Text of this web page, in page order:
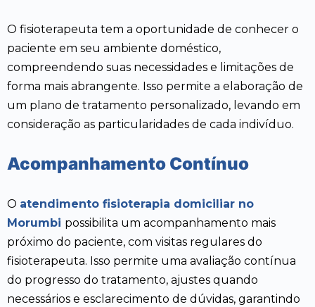
O fisioterapeuta tem a oportunidade de conhecer o
paciente em seu ambiente doméstico,
compreendendo suas necessidades e limitações de
forma mais abrangente. Isso permite a elaboração de
um plano de tratamento personalizado, levando em
consideração as particularidades de cada indivíduo.
Acompanhamento Contínuo
O atendimento fisioterapia domiciliar no
Morumbi possibilita um acompanhamento mais
próximo do paciente, com visitas regulares do
fisioterapeuta. Isso permite uma avaliação contínua
do progresso do tratamento, ajustes quando
necessários e esclarecimento de dúvidas, garantindo